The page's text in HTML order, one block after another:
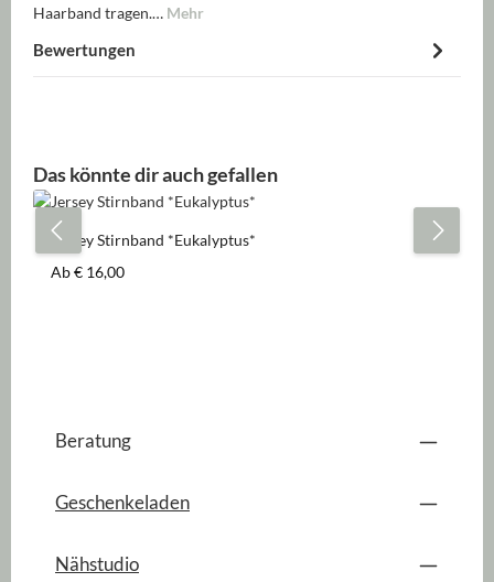
Haarband tragen.… Mehr
Bewertungen
Produktgalerie überspringen
Das könnte dir auch gefallen
Jersey Stirnband *Eukalyptus*
Regulärer Preis:
Ab€ 16,00
Beratung
Geschenkeladen
Nähstudio